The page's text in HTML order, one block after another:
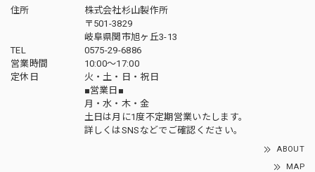
住所
株式会社杉山製作所
〒501-3829
岐阜県関市旭ヶ丘3-13
TEL
0575-29-6886
営業時間
10:00～17:00
定休日
火・土・日・祝日
■営業日■
月・水・木・金
土日は月に1度不定期営業いたします。
詳しくはSNSなどでご確認ください。
ABOUT
MAP